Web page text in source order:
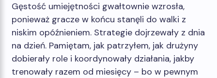
Gęstość umiejętności gwałtownie wzrosła,
ponieważ gracze w końcu stanęli do walki z
niskim opóźnieniem. Strategie dojrzewały z dnia
na dzień. Pamiętam, jak patrzyłem, jak drużyny
dobierały role i koordynowały działania, jakby
trenowały razem od miesięcy – bo w pewnym